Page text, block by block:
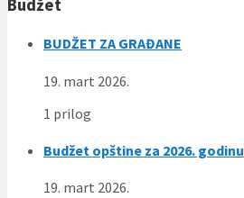
Budžet
BUDŽET ZA GRAĐANE
19. mart 2026.
1 prilog
Budžet opštine za 2026. godinu
19. mart 2026.